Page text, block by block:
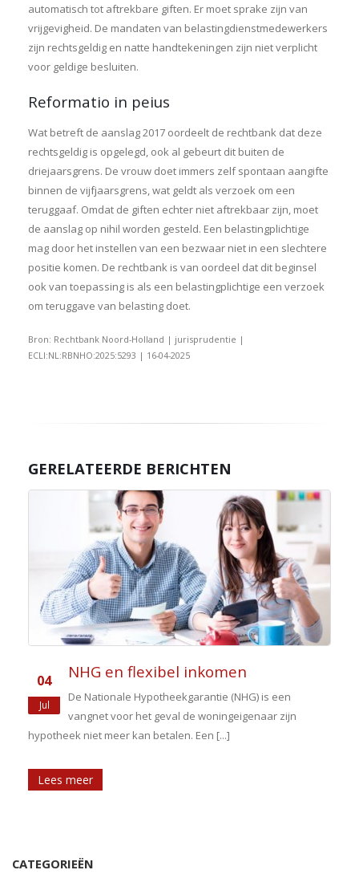
automatisch tot aftrekbare giften. Er moet sprake zijn van
vrijgevigheid. De mandaten van belastingdienstmedewerkers
zijn rechtsgeldig en natte handtekeningen zijn niet verplicht
voor geldige besluiten.
Reformatio in peius
Wat betreft de aanslag 2017 oordeelt de rechtbank dat deze
rechtsgeldig is opgelegd, ook al gebeurt dit buiten de
driejaarsgrens. De vrouw doet immers zelf spontaan aangifte
binnen de vijfjaarsgrens, wat geldt als verzoek om een
teruggaaf. Omdat de giften echter niet aftrekbaar zijn, moet
de aanslag op nihil worden gesteld. Een belastingplichtige
mag door het instellen van een bezwaar niet in een slechtere
positie komen. De rechtbank is van oordeel dat dit beginsel
ook van toepassing is als een belastingplichtige een verzoek
om teruggave van belasting doet.
Bron: Rechtbank Noord-Holland | jurisprudentie |
ECLI:NL:RBNHO:2025:5293 | 16-04-2025
GERELATEERDE BERICHTEN
04
Jul
NHG en flexibel inkomen
De Nationale Hypotheekgarantie (NHG) is een
vangnet voor het geval de woningeigenaar zijn
hypotheek niet meer kan betalen. Een [...]
Lees meer
CATEGORIEËN